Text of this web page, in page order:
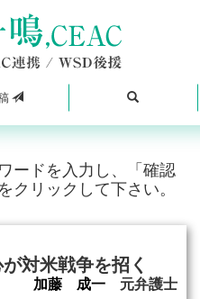
ードを入力し、「確認
クリックして下さい。
対米戦争を招く
加藤 成一 元弁護士